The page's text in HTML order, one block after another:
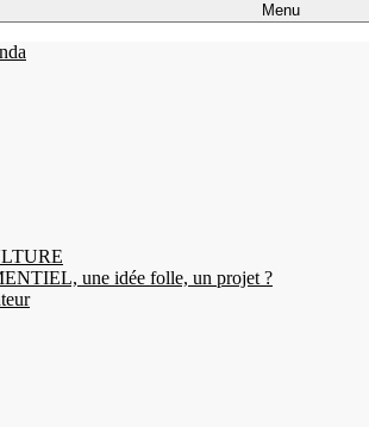
Menu
une idée folle, un projet ?